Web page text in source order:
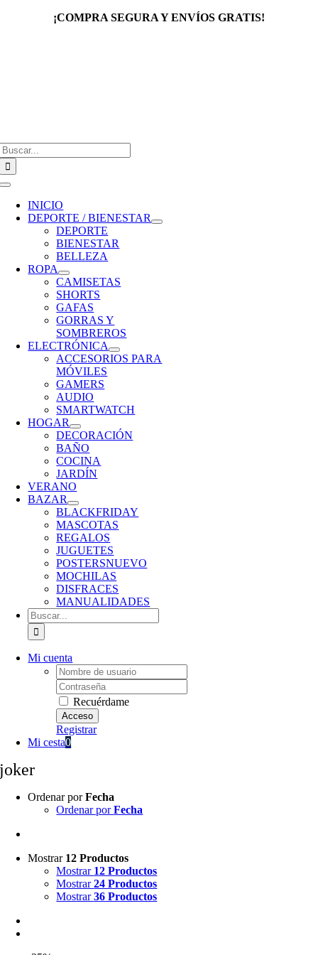
¡COMPRA SEGURA Y ENVÍOS GRATIS!
Toggle
Navigation
INICIO
DEPORTE / BIENESTAR
DEPORTE
BIENESTAR
BELLEZA
ROPA
CAMISETAS
SHORTS
GAFAS
GORRAS Y
SOMBREROS
ELECTRÓNICA
ACCESORIOS PARA
MÓVILES
GAMERS
AUDIO
SMARTWATCH
HOGAR
DECORACIÓN
BAÑO
COCINA
JARDÍN
VERANO
BAZAR
BLACKFRIDAY
MASCOTAS
REGALOS
JUGUETES
POSTERSNUEVO
MOCHILAS
DISFRACES
MANUALIDADES
Buscar:
Mi cuenta
Username:
Password:
Recuérdame
Registrar
Mi cesta0
joker
Ordenar porFecha
Ordenar porFecha
Mostrar 12 Productos
Mostrar 12 Productos
Mostrar24 Productos
Mostrar36 Productos